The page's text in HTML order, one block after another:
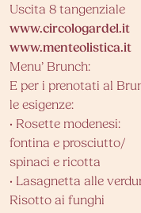
Uscita 8 tangenziale
www.circologardel.it
www.menteolistica.it
Menu’ Brunch:
E per i prenotati al
le esigenze:
• Rosette modenesi:
fontina e prosciutto/
spinaci e ricotta
• Lasagnetta alle
Risotto ai funghi